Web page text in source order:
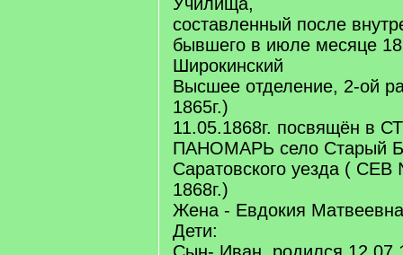
составленный после
бывшего в июле месяце
Широкинский
Высшее отделение, 2-ой
1865г.)
11.05.1868г. посвящён в
ПАНОМАРЬ село Старый
Саратовского уезда (
1868г.)
Жена - Евдокия
Дети: